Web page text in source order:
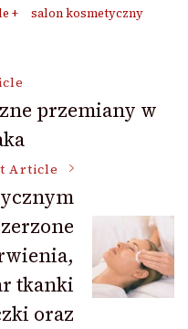
+ salon kosmetyczny
przemiany w
Article
tkanki
oraz